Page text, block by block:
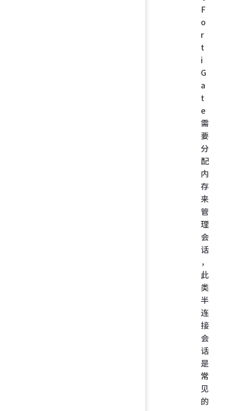
F
o
r
t
i
G
a
t
e
需
要
分
配
内
存
来
管
理
会
话
，
此
类
半
连
接
会
话
是
常
见
的